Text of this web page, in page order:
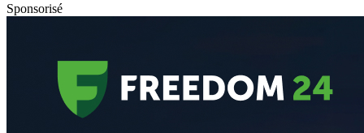
Sponsorisé